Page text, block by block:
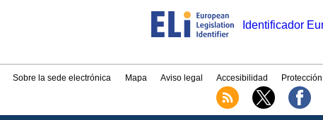
Identificador
Sobre la sede electrónica Mapa Aviso legal Accesibilidad